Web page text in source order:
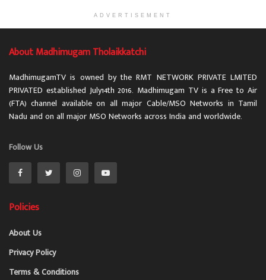
ADVERTISEMENT
About Madhimugam Tholaikkatchi
MadhimugamTV is owned by the RMT NETWORK PRIVATE LMITED
PRIVATED established July14th 2016. Madhimugam TV is a Free to Air
(FTA) channel available on all major Cable/MSO Networks in Tamil
Nadu and on all major MSO Networks across India and worldwide.
Follow Us
Policies
About Us
Privacy Policy
Terms & Conditions